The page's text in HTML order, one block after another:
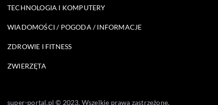
TECHNOLOGIA I KOMPUTERY
WIADOMOŚCI / POGODA / INFORMACJE
ZDROWIE I FITNESS
ZWIERZĘTA
super-portal.pl © 2023. Wszelkie prawa zastrzeżone.